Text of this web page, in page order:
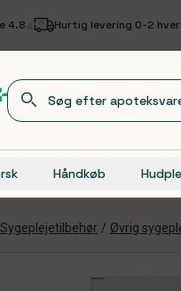
4.8 Hurtig levering 0-2
Håndkøb
Sygeplejetilbehør / Øvrig